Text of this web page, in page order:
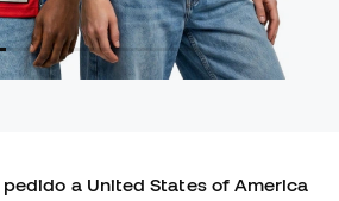
pedido a United States of America